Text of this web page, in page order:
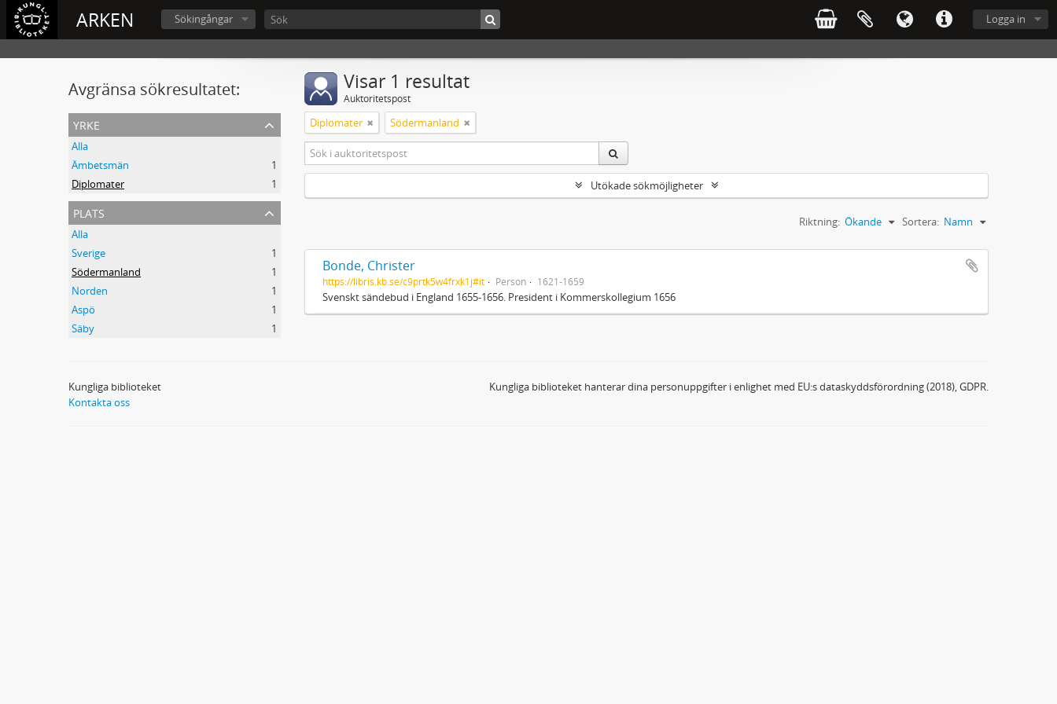
ARKEN Logga in
Sökingångar
Avgränsa sökresultatet:
yrke
Alla
Ämbetsmän
1
Diplomater
1
plats
Alla
Sverige
1
Södermanland
1
Norden
1
Aspö
1
Säby
1
Visar 1 resultat
Auktoritetspost
Diplomater Södermanland
Utökade sökmöjligheter
Sortera: Namn
Riktning: Ökande
Bonde, Christer
https://libris.kb.se/c9prtk5w4frxk1j#it Person 1621-1659
Svenskt sändebud i England 1655-1656. President i Kommerskollegium 1656
Kungliga biblioteket
Kontakta oss
Kungliga biblioteket hanterar dina personuppgifter i enlighet med EU:s dataskyddsförordning (2018), GDPR.